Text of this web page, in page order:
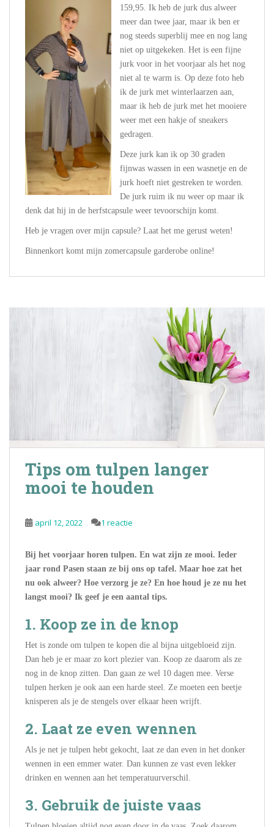
159,95. Ik heb de jurk dus alweer
meer dan twee jaar, maar ik ben er
nog steeds superblij mee en nog lang
niet op uitgekeken. Het is een fijne
jurk voor in het voorjaar als het nog
niet al te warm is. Op deze foto heb
ik de jurk met winterlaarzen aan,
maar ik heb de jurk met het mooiere
weer met een hakje of sneakers
gedragen.
Deze jurk kan ik op 30 graden
fijnwas wassen in een wasnetje en de
jurk hoeft niet gestreken te worden.
De jurk ruim ik nu weer op maar ik
denk dat hij in de herfstcapsule weer tevoorschijn komt.
Heb je vragen over mijn capsule? Laat het me gerust weten!
Binnenkort komt mijn zomercapsule garderobe online!
Tips om tulpen langer
mooi te houden
april 12, 2022 1 reactie
Bij het voorjaar horen tulpen. En wat zijn ze mooi. Ieder
jaar rond Pasen staan ze bij ons op tafel. Maar hoe zat het
nu ook alweer? Hoe verzorg je ze? En hoe houd je ze nu het
langst mooi? Ik geef je een aantal tips.
1. Koop ze in de knop
Het is zonde om tulpen te kopen die al bijna uitgebloeid zijn.
Dan heb je er maar zo kort plezier van. Koop ze daarom als ze
nog in de knop zitten. Dan gaan ze wel 10 dagen mee. Verse
tulpen herken je ook aan een harde steel. Ze moeten een beetje
knisperen als je de stengels over elkaar heen wrijft.
2. Laat ze even wennen
Als je net je tulpen hebt gekocht, laat ze dan even in het donker
wennen in een emmer water. Dan kunnen ze vast even lekker
drinken en wennen aan het temperatuurverschil.
3. Gebruik de juiste vaas